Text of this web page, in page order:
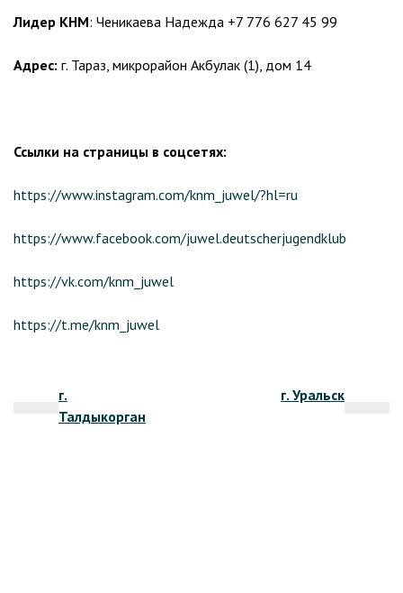
Лидер КНМ: Ченикаева Надежда +7 776 627 45 99
Адрес: г. Тараз, микрорайон Акбулак (1), дом 14
Ссылки на страницы в соцсетях:
https://www.instagram.com/knm_juwel/?hl=ru
https://www.facebook.com/juwel.deutscherjugendklub
https://vk.com/knm_juwel
https://t.me/knm_juwel
г.
Талдыкорган
г. Уральск